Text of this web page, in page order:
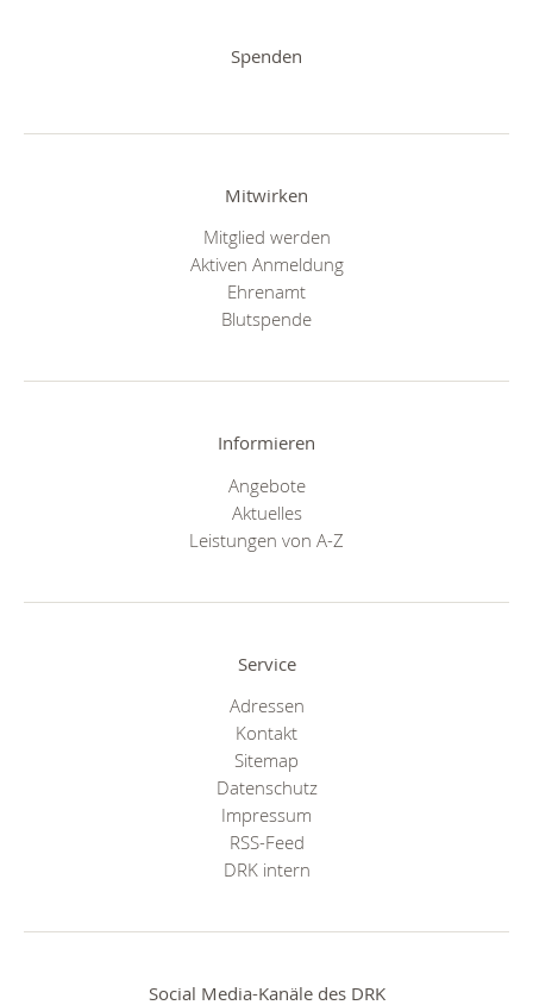
Spenden
Mitwirken
Mitglied werden
Aktiven Anmeldung
Ehrenamt
Blutspende
Informieren
Angebote
Aktuelles
Leistungen von A-Z
Service
Adressen
Kontakt
Sitemap
Datenschutz
Impressum
RSS-Feed
DRK intern
Social Media-Kanäle des DRK